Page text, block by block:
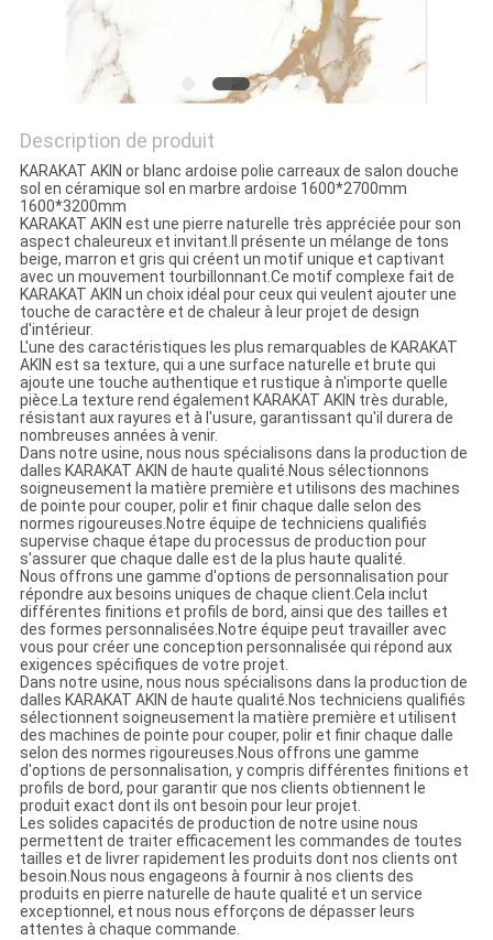
CONFIDENTIALITÉ
Description de produit
KARAKAT AKIN or blanc ardoise polie carreaux de salon douche
sol en céramique sol en marbre ardoise 1600*2700mm
1600*3200mm
KARAKAT AKIN est une pierre naturelle très appréciée pour son
aspect chaleureux et invitant.Il présente un mélange de tons
beige, marron et gris qui créent un motif unique et captivant
avec un mouvement tourbillonnant.Ce motif complexe fait de
KARAKAT AKIN un choix idéal pour ceux qui veulent ajouter une
touche de caractère et de chaleur à leur projet de design
d'intérieur.
L'une des caractéristiques les plus remarquables de KARAKAT
AKIN est sa texture, qui a une surface naturelle et brute qui
ajoute une touche authentique et rustique à n'importe quelle
pièce.La texture rend également KARAKAT AKIN très durable,
résistant aux rayures et à l'usure, garantissant qu'il durera de
nombreuses années à venir.
Dans notre usine, nous nous spécialisons dans la production de
dalles KARAKAT AKIN de haute qualité.Nous sélectionnons
soigneusement la matière première et utilisons des machines
de pointe pour couper, polir et finir chaque dalle selon des
normes rigoureuses.Notre équipe de techniciens qualifiés
supervise chaque étape du processus de production pour
s'assurer que chaque dalle est de la plus haute qualité.
Nous offrons une gamme d'options de personnalisation pour
répondre aux besoins uniques de chaque client.Cela inclut
différentes finitions et profils de bord, ainsi que des tailles et
des formes personnalisées.Notre équipe peut travailler avec
vous pour créer une conception personnalisée qui répond aux
exigences spécifiques de votre projet.
Dans notre usine, nous nous spécialisons dans la production de
dalles KARAKAT AKIN de haute qualité.Nos techniciens qualifiés
sélectionnent soigneusement la matière première et utilisent
des machines de pointe pour couper, polir et finir chaque dalle
selon des normes rigoureuses.Nous offrons une gamme
d'options de personnalisation, y compris différentes finitions et
profils de bord, pour garantir que nos clients obtiennent le
produit exact dont ils ont besoin pour leur projet.
Les solides capacités de production de notre usine nous
permettent de traiter efficacement les commandes de toutes
tailles et de livrer rapidement les produits dont nos clients ont
besoin.Nous nous engageons à fournir à nos clients des
produits en pierre naturelle de haute qualité et un service
exceptionnel, et nous nous efforçons de dépasser leurs
attentes à chaque commande.